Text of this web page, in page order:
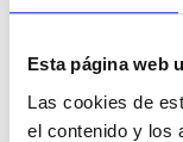
Esta página web
Las cookies de
el contenido y los
1